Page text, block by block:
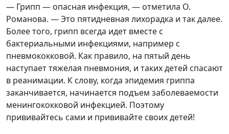
— Грипп — опасная инфекция, — отметила О.
Романова. — Это пятидневная лихорадка и так далее.
Более того, грипп всегда идет вместе с
бактериальными инфекциями, например с
пневмококковой. Как правило, на пятый день
наступает тяжелая пневмония, и таких детей спасают
в реанимации. К слову, когда эпидемия гриппа
заканчивается, начинается подъем заболеваемости
менингококковой инфекцией. Поэтому
прививайтесь сами и прививайте своих детей!